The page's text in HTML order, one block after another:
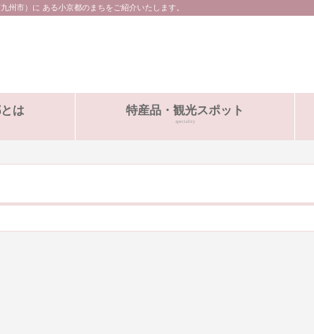
州市）に ある小京都のまちをご紹介いたします。
は 特産品・観光スポット
speciality